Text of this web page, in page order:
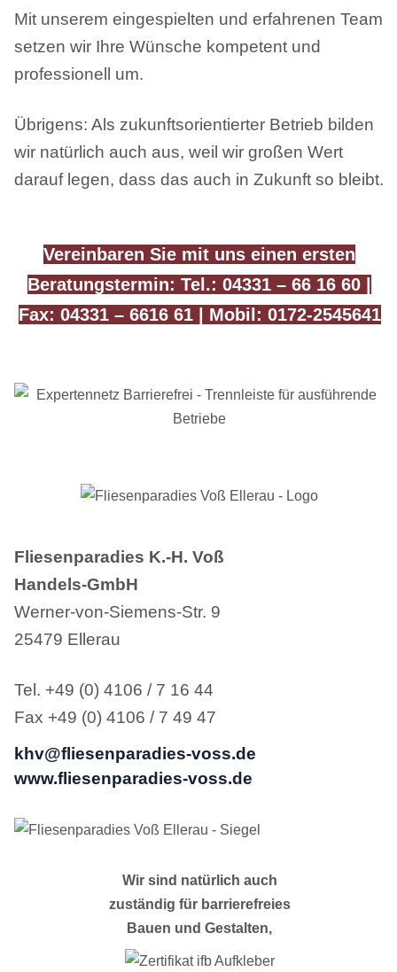
Mit unserem eingespielten und erfahrenen Team
setzen wir Ihre Wünsche kompetent und
professionell um.
Übrigens: Als zukunftsorientierter Betrieb bilden
wir natürlich auch aus, weil wir großen Wert
darauf legen, dass das auch in Zukunft so bleibt.
Vereinbaren Sie mit uns einen ersten
Beratungstermin: Tel.: 04331 – 66 16 60 |
Fax: 04331 – 6616 61 | Mobil: 0172-2545641
Fliesenparadies K.-H. Voß
Handels-GmbH
Werner-von-Siemens-Str. 9
25479 Ellerau
Tel. +49 (0) 4106 / 7 16 44
Fax +49 (0) 4106 / 7 49 47
khv@fliesenparadies-voss.de
www.fliesenparadies-voss.de
Wir sind natürlich auch
zuständig für barrierefreies
Bauen und Gestalten,